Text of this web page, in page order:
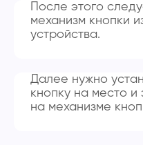
После этого
механизм кнопки
устройства.
Далее нужно
кнопку на место и
на механизме